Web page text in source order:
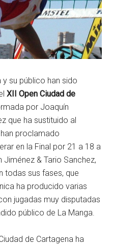
y su público han sido
XII Open Ciudad de
por Joaquín
que ha sustituido al
proclamado
en la Final por 21 a 18 a
Jiménez & Tario Sanchez,
todas sus fases, que
ha producido varias
jugadas muy disputadas
público de La Manga.
de Cartagena ha